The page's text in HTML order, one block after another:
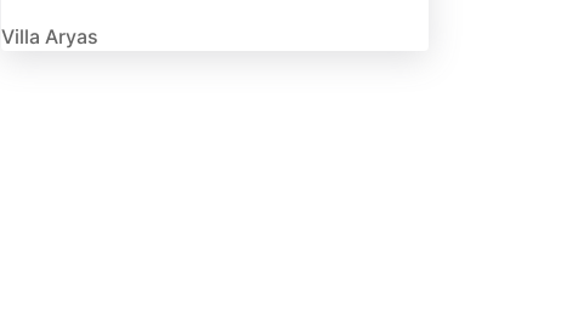
Villa Aryas